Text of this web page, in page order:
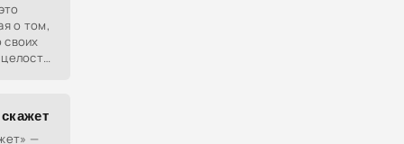
о том,
своих
—